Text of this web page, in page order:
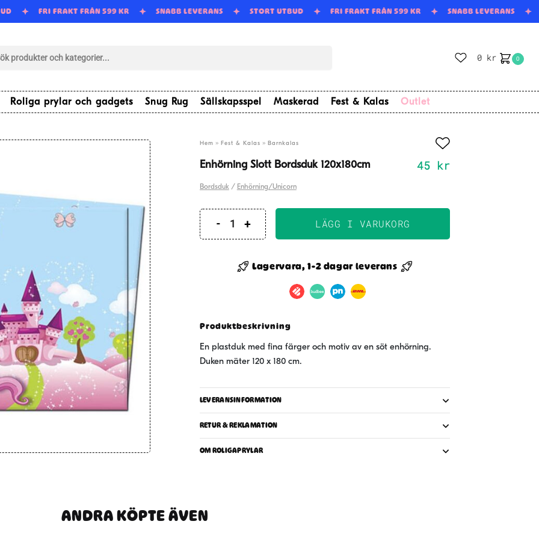
FRI FRAKT FRÅN 599 KR SNABB LEVERANS STORT UTBUD FRI FRAKT FRÅN 599 KR SNABB LEVERANS
0 kr 0
Roliga prylar och gadgets Snug Rug Sällskapsspel Maskerad Fest & Kalas Outlet
Hem » Fest & Kalas » Barnkalas
Enhörning Slott Bordsduk 120x180cm 45 kr
Bordsduk/ Enhörning/Unicorn
Enhörning
Bordsduk
120x180cm
LÄGG I VARUKORG
Lagervara, 1-2 dagar leverans
Produktbeskrivning
En plastduk med fina färger och motiv av en söt enhörning.
Duken mäter 120 x 180 cm.
LEVERANSINFORMATION
RETUR & REKLAMATION
OM ROLIGAPRYLAR
ANDRA KÖPTE ÄVEN